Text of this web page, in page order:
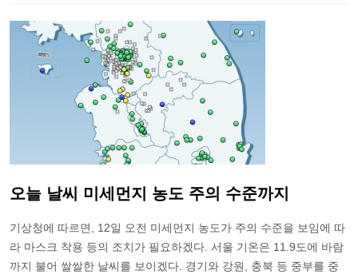
오늘 날씨 미세먼지 농도 주의 수준까지
기상청에 따르면, 12일 오전 미세먼지 농도가 주의 수준을 보임에 따
라 마스크 착용 등의 조치가 필요하겠다. 서울 기온은 11.9도에 바람
까지 불어 쌀쌀한 날씨를 보이겠다. 경기와 강원, 충북 등 중부를 중